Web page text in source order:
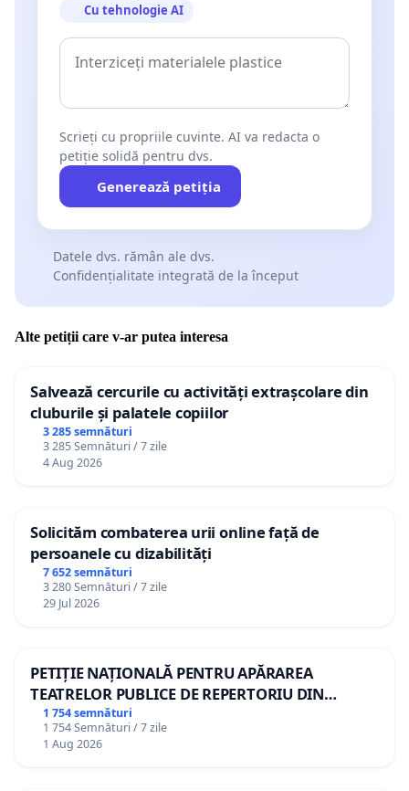
Cu tehnologie AI
Scrieți cu propriile cuvinte. AI va redacta o
petiție solidă pentru dvs.
Generează petiția
Datele dvs. rămân ale dvs.
Confidențialitate integrată de la început
Alte petiții care v-ar putea interesa
Salvează cercurile cu activități extrașcolare din
cluburile și palatele copiilor
3 285 semnături
3 285 Semnături / 7 zile
4 Aug 2026
Solicităm combaterea urii online față de
persoanele cu dizabilități
7 652 semnături
3 280 Semnături / 7 zile
29 Jul 2026
PETIȚIE NAȚIONALĂ PENTRU APĂRAREA
TEATRELOR PUBLICE DE REPERTORIU DIN
ROMÂNIA
1 754 semnături
1 754 Semnături / 7 zile
1 Aug 2026